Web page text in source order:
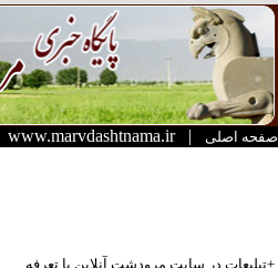
صفحه اصلی |
www.marvdashtnama.ir
+تبلیعات در سایت مرودشت آنلاین با تعرفه